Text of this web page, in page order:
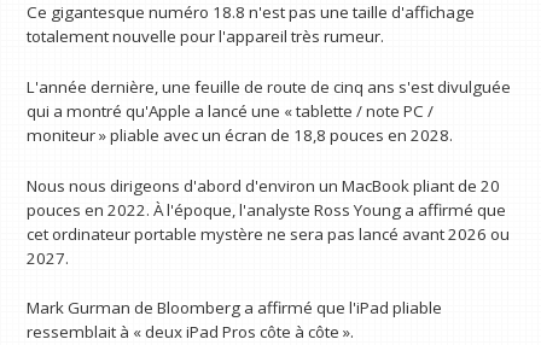
Ce gigantesque numéro 18.8 n'est pas une taille d'affichage
totalement nouvelle pour l'appareil très rumeur.
L'année dernière, une feuille de route de cinq ans s'est divulguée
qui a montré qu'Apple a lancé une « tablette / note PC /
moniteur » pliable avec un écran de 18,8 pouces en 2028.
Nous nous dirigeons d'abord d'environ un MacBook pliant de 20
pouces en 2022. À l'époque, l'analyste Ross Young a affirmé que
cet ordinateur portable mystère ne sera pas lancé avant 2026 ou
2027.
Mark Gurman de Bloomberg a affirmé que l'iPad pliable
ressemblait à « deux iPad Pros côte à côte ».